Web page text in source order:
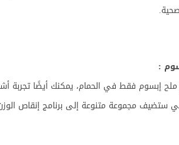
:
إبسوم فقط في الحمام، يمكنك أيضًا تجربة
ستضيف مجموعة متنوعة إلى برنامج إنقاص